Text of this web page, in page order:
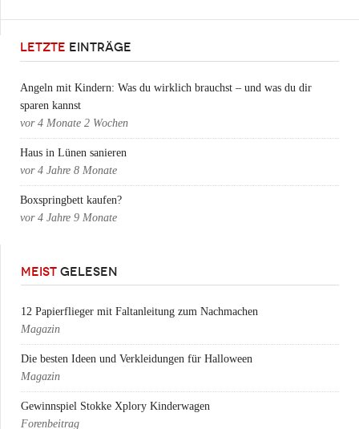
LETZTE EINTRÄGE
Angeln mit Kindern: Was du wirklich brauchst – und was du dir
sparen kannst
vor 4 Monate 2 Wochen
Haus in Lünen sanieren
vor 4 Jahre 8 Monate
Boxspringbett kaufen?
vor 4 Jahre 9 Monate
MEIST GELESEN
12 Papierflieger mit Faltanleitung zum Nachmachen
Magazin
Die besten Ideen und Verkleidungen für Halloween
Magazin
Gewinnspiel Stokke Xplory Kinderwagen
Forenbeitrag